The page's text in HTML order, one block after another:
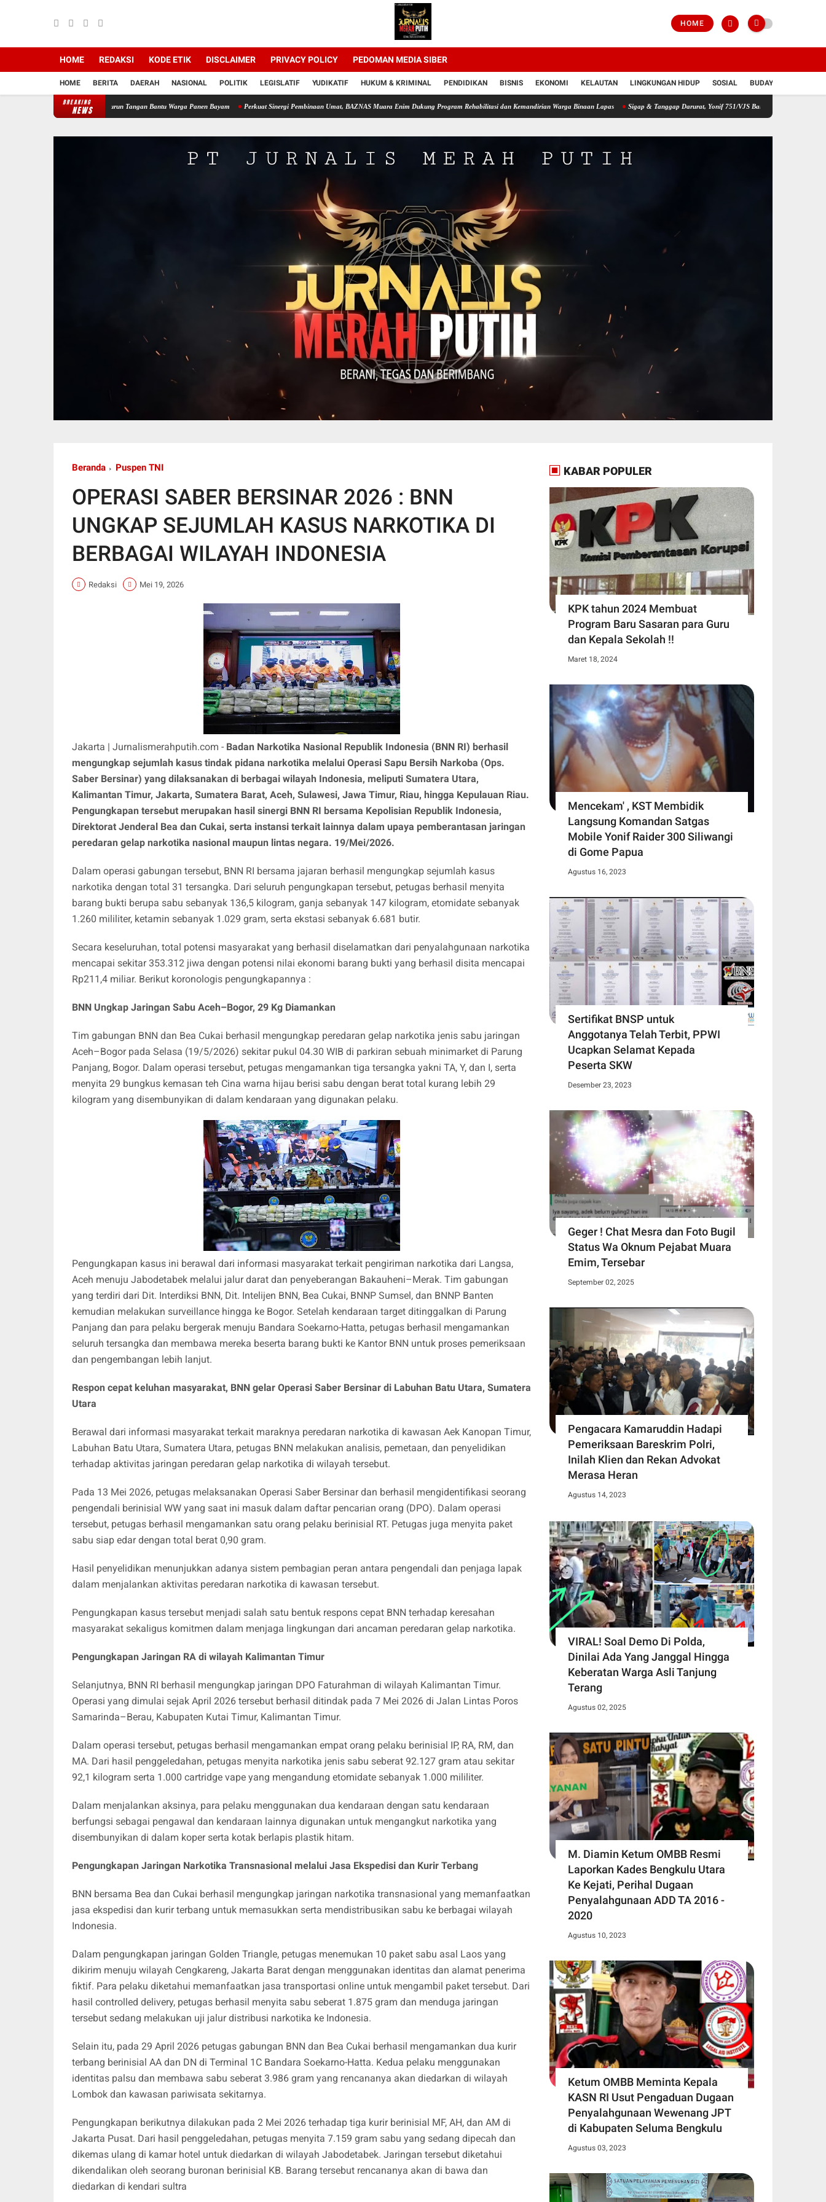
HOME
HOME REDAKSI KODE ETIK DISCLAIMER PRIVACY POLICY PEDOMAN MEDIA SIBER
HOME BERITA DAERAH NASIONAL POLITIK LEGISLATIF YUDIKATIF HUKUM & KRIMINAL PENDIDIKAN BISNIS EKONOMI KELAUTAN LINGKUNGAN HIDUP SOSIAL BUDAYA
BREAKING
NEWS
Koramil 12/Tnp Turun Tangan Bantu Warga Panen Bayam Perkuat Sinergi Pembinaan Umat, BAZNAS Muara Enim Dukung Program Rehabilitasi dan Kemandirian Warga Binaan Lapas Sigap & Tanggap Darurat, Yonif 751/VJS Bantu Penanganan Warga Diduga
Beranda Puspen TNI
OPERASI SABER BERSINAR 2026 : BNN
UNGKAP SEJUMLAH KASUS NARKOTIKA DI
BERBAGAI WILAYAH INDONESIA
Redaksi Mei 19, 2026
Jakarta | Jurnalismerahputih.com - Badan Narkotika Nasional Republik Indonesia (BNN RI) berhasil
mengungkap sejumlah kasus tindak pidana narkotika melalui Operasi Sapu Bersih Narkoba (Ops.
Saber Bersinar) yang dilaksanakan di berbagai wilayah Indonesia, meliputi Sumatera Utara,
Kalimantan Timur, Jakarta, Sumatera Barat, Aceh, Sulawesi, Jawa Timur, Riau, hingga Kepulauan Riau.
Pengungkapan tersebut merupakan hasil sinergi BNN RI bersama Kepolisian Republik Indonesia,
Direktorat Jenderal Bea dan Cukai, serta instansi terkait lainnya dalam upaya pemberantasan jaringan
peredaran gelap narkotika nasional maupun lintas negara. 19/Mei/2026.
Dalam operasi gabungan tersebut, BNN RI bersama jajaran berhasil mengungkap sejumlah kasus
narkotika dengan total 31 tersangka. Dari seluruh pengungkapan tersebut, petugas berhasil menyita
barang bukti berupa sabu sebanyak 136,5 kilogram, ganja sebanyak 147 kilogram, etomidate sebanyak
1.260 mililiter, ketamin sebanyak 1.029 gram, serta ekstasi sebanyak 6.681 butir.
Secara keseluruhan, total potensi masyarakat yang berhasil diselamatkan dari penyalahgunaan narkotika
mencapai sekitar 353.312 jiwa dengan potensi nilai ekonomi barang bukti yang berhasil disita mencapai
Rp211,4 miliar. Berikut koronologis pengungkapannya :
BNN Ungkap Jaringan Sabu Aceh–Bogor, 29 Kg Diamankan
Tim gabungan BNN dan Bea Cukai berhasil mengungkap peredaran gelap narkotika jenis sabu jaringan
Aceh–Bogor pada Selasa (19/5/2026) sekitar pukul 04.30 WIB di parkiran sebuah minimarket di Parung
Panjang, Bogor. Dalam operasi tersebut, petugas mengamankan tiga tersangka yakni TA, Y, dan I, serta
menyita 29 bungkus kemasan teh Cina warna hijau berisi sabu dengan berat total kurang lebih 29
kilogram yang disembunyikan di dalam kendaraan yang digunakan pelaku.
Pengungkapan kasus ini berawal dari informasi masyarakat terkait pengiriman narkotika dari Langsa,
Aceh menuju Jabodetabek melalui jalur darat dan penyeberangan Bakauheni–Merak. Tim gabungan
yang terdiri dari Dit. Interdiksi BNN, Dit. Intelijen BNN, Bea Cukai, BNNP Sumsel, dan BNNP Banten
kemudian melakukan surveillance hingga ke Bogor. Setelah kendaraan target ditinggalkan di Parung
Panjang dan para pelaku bergerak menuju Bandara Soekarno-Hatta, petugas berhasil mengamankan
seluruh tersangka dan membawa mereka beserta barang bukti ke Kantor BNN untuk proses pemeriksaan
dan pengembangan lebih lanjut.
Respon cepat keluhan masyarakat, BNN gelar Operasi Saber Bersinar di Labuhan Batu Utara, Sumatera
Utara
Berawal dari informasi masyarakat terkait maraknya peredaran narkotika di kawasan Aek Kanopan Timur,
Labuhan Batu Utara, Sumatera Utara, petugas BNN melakukan analisis, pemetaan, dan penyelidikan
terhadap aktivitas jaringan peredaran gelap narkotika di wilayah tersebut.
Pada 13 Mei 2026, petugas melaksanakan Operasi Saber Bersinar dan berhasil mengidentifikasi seorang
pengendali berinisial WW yang saat ini masuk dalam daftar pencarian orang (DPO). Dalam operasi
tersebut, petugas berhasil mengamankan satu orang pelaku berinisial RT. Petugas juga menyita paket
sabu siap edar dengan total berat 0,90 gram.
Hasil penyelidikan menunjukkan adanya sistem pembagian peran antara pengendali dan penjaga lapak
dalam menjalankan aktivitas peredaran narkotika di kawasan tersebut.
Pengungkapan kasus tersebut menjadi salah satu bentuk respons cepat BNN terhadap keresahan
masyarakat sekaligus komitmen dalam menjaga lingkungan dari ancaman peredaran gelap narkotika.
Pengungkapan Jaringan RA di wilayah Kalimantan Timur
Selanjutnya, BNN RI berhasil mengungkap jaringan DPO Faturahman di wilayah Kalimantan Timur.
Operasi yang dimulai sejak April 2026 tersebut berhasil ditindak pada 7 Mei 2026 di Jalan Lintas Poros
Samarinda–Berau, Kabupaten Kutai Timur, Kalimantan Timur.
Dalam operasi tersebut, petugas berhasil mengamankan empat orang pelaku berinisial IP, RA, RM, dan
MA. Dari hasil penggeledahan, petugas menyita narkotika jenis sabu seberat 92.127 gram atau sekitar
92,1 kilogram serta 1.000 cartridge vape yang mengandung etomidate sebanyak 1.000 mililiter.
Dalam menjalankan aksinya, para pelaku menggunakan dua kendaraan dengan satu kendaraan
berfungsi sebagai pengawal dan kendaraan lainnya digunakan untuk mengangkut narkotika yang
disembunyikan di dalam koper serta kotak berlapis plastik hitam.
Pengungkapan Jaringan Narkotika Transnasional melalui Jasa Ekspedisi dan Kurir Terbang
BNN bersama Bea dan Cukai berhasil mengungkap jaringan narkotika transnasional yang memanfaatkan
jasa ekspedisi dan kurir terbang untuk memasukkan serta mendistribusikan sabu ke berbagai wilayah
Indonesia.
Dalam pengungkapan jaringan Golden Triangle, petugas menemukan 10 paket sabu asal Laos yang
dikirim menuju wilayah Cengkareng, Jakarta Barat dengan menggunakan identitas dan alamat penerima
fiktif. Para pelaku diketahui memanfaatkan jasa transportasi online untuk mengambil paket tersebut. Dari
hasil controlled delivery, petugas berhasil menyita sabu seberat 1.875 gram dan menduga jaringan
tersebut sedang melakukan uji jalur distribusi narkotika ke Indonesia.
Selain itu, pada 29 April 2026 petugas gabungan BNN dan Bea Cukai berhasil mengamankan dua kurir
terbang berinisial AA dan DN di Terminal 1C Bandara Soekarno-Hatta. Kedua pelaku menggunakan
identitas palsu dan membawa sabu seberat 3.986 gram yang rencananya akan diedarkan di wilayah
Lombok dan kawasan pariwisata sekitarnya.
Pengungkapan berikutnya dilakukan pada 2 Mei 2026 terhadap tiga kurir berinisial MF, AH, dan AM di
Jakarta Pusat. Dari hasil penggeledahan, petugas menyita 7.159 gram sabu yang sedang dipecah dan
dikemas ulang di kamar hotel untuk diedarkan di wilayah Jabodetabek. Jaringan tersebut diketahui
dikendalikan oleh seorang buronan berinisial KB. Barang tersebut rencananya akan di bawa dan
diedarkan di kendari sultra
KABAR POPULER
KPK tahun 2024 Membuat
Program Baru Sasaran para Guru
dan Kepala Sekolah !!
Maret 18, 2024
Mencekam' , KST Membidik
Langsung Komandan Satgas
Mobile Yonif Raider 300 Siliwangi
di Gome Papua
Agustus 16, 2023
Sertifikat BNSP untuk
Anggotanya Telah Terbit, PPWI
Ucapkan Selamat Kepada
Peserta SKW
Desember 23, 2023
Geger ! Chat Mesra dan Foto Bugil
Status Wa Oknum Pejabat Muara
Emim, Tersebar
September 02, 2025
Pengacara Kamaruddin Hadapi
Pemeriksaan Bareskrim Polri,
Inilah Klien dan Rekan Advokat
Merasa Heran
Agustus 14, 2023
VIRAL! Soal Demo Di Polda,
Dinilai Ada Yang Janggal Hingga
Keberatan Warga Asli Tanjung
Terang
Agustus 02, 2025
M. Diamin Ketum OMBB Resmi
Laporkan Kades Bengkulu Utara
Ke Kejati, Perihal Dugaan
Penyalahgunaan ADD TA 2016 -
2020
Agustus 10, 2023
Ketum OMBB Meminta Kepala
KASN RI Usut Pengaduan Dugaan
Penyalahgunaan Wewenang JPT
di Kabupaten Seluma Bengkulu
Agustus 03, 2023